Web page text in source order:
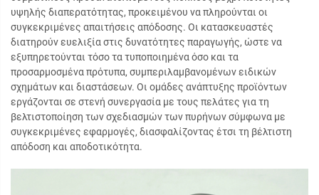
υψηλής διαπερατότητας, προκειμένου να πληρούνται οι
συγκεκριμένες απαιτήσεις απόδοσης. Οι κατασκευαστές
διατηρούν ευελιξία στις δυνατότητες παραγωγής, ώστε να
εξυπηρετούνται τόσο τα τυποποιημένα όσο και τα
προσαρμοσμένα πρότυπα, συμπεριλαμβανομένων ειδικών
σχημάτων και διαστάσεων. Οι ομάδες ανάπτυξης προϊόντων
εργάζονται σε στενή συνεργασία με τους πελάτες για τη
βελτιστοποίηση των σχεδιασμών των πυρήνων σύμφωνα με
συγκεκριμένες εφαρμογές, διασφαλίζοντας έτσι τη βέλτιστη
απόδοση και αποδοτικότητα.